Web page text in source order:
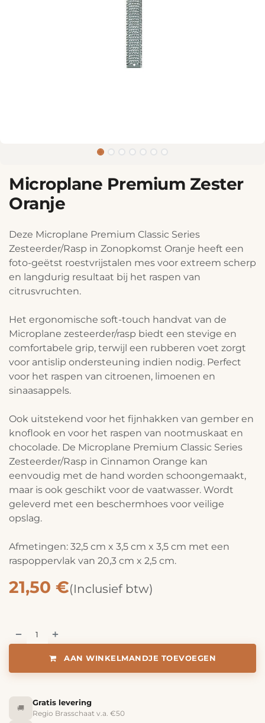
Microplane Premium Zester
Oranje
Deze Microplane Premium Classic Series
Zesteerder/Rasp in Zonopkomst Oranje heeft een
foto-geëtst roestvrijstalen mes voor extreem scherp
en langdurig resultaat bij het raspen van
citrusvruchten.
Het ergonomische soft-touch handvat van de
Microplane zesteerder/rasp biedt een stevige en
comfortabele grip, terwijl een rubberen voet zorgt
voor antislip ondersteuning indien nodig. Perfect
voor het raspen van citroenen, limoenen en
sinaasappels.
Ook uitstekend voor het fijnhakken van gember en
knoflook en voor het raspen van nootmuskaat en
chocolade. De Microplane Premium Classic Series
Zesteerder/Rasp in Cinnamon Orange kan
eenvoudig met de hand worden schoongemaakt,
maar is ook geschikt voor de vaatwasser. Wordt
geleverd met een beschermhoes voor veilige
opslag.
Afmetingen: 32,5 cm x 3,5 cm x 3,5 cm met een
raspoppervlak van 20,3 cm x 2,5 cm.
21,50 €(Inclusief btw)
AAN WINKELMANDJE TOEVOEGEN
🚚
Gratis levering
Regio Brasschaat v.a. €50